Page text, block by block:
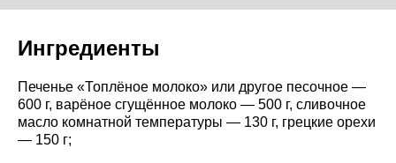
Ингредиенты
Печенье «Топлёное молоко» или другое песочное —
600 г, варёное сгущённое молоко — 500 г, сливочное
масло комнатной температуры — 130 г, грецкие орехи
— 150 г;